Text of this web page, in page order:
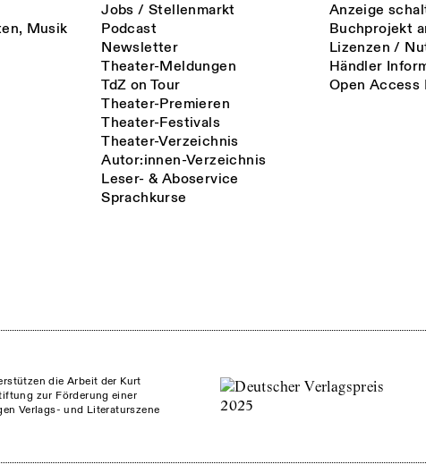
Musik
Jobs / Stellenmarkt
Podcast
Newsletter
Theater-Meldungen
TdZ on Tour
Theater-Premieren
Theater-Festivals
Theater-Verzeichnis
Autor:innen-Verzeichnis
Leser- & Aboservice
Sprachkurse
Anzeige
Buchprojekt
Lizenzen /
Händler
Open Access
die Arbeit der Kurt
zur Förderung einer
Verlags- und Literaturszene